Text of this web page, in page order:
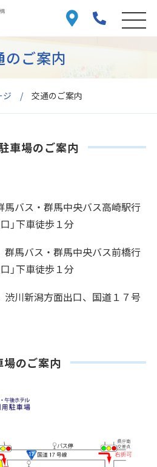
ジ 交通のご案内
のご案内
車場のご案内
馬バス・群馬中央バス高崎駅行
」下車徒歩１分
群馬バス・群馬中央バス前橋行
」下車徒歩１分
渋川新潟方面出口、国道１７号
場のご案内